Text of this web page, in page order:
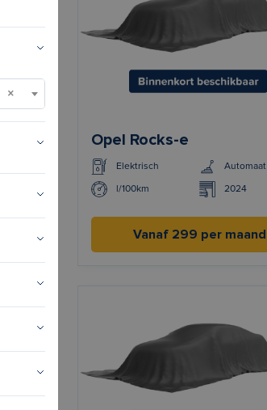
Opel Rocks-e
Elektrisch Automaat
l/100km 2024
Vanaf 299 per maand